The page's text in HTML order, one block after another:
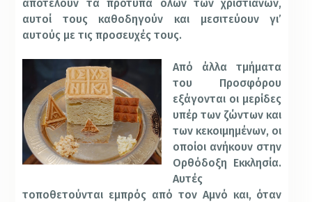
αποτελούν τα πρότυπα όλων των χριστιανών,
αυτοί τους καθοδηγούν και μεσιτεύουν γι’
αυτούς με τις προσευχές τους.
Από άλλα τμήματα
του Προσφόρου
εξάγονται οι μερίδες
υπέρ των ζώντων και
των κεκοιμημένων, οι
οποίοι ανήκουν στην
Ορθόδοξη Εκκλησία.
Αυτές
τοποθετούνται εμπρός από τον Αμνό και, όταν